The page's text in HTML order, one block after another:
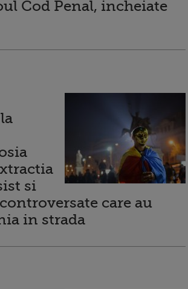
Cod Penal, incheiate
si
care au
in strada